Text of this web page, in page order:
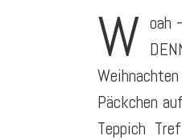
W oah
Päckchen
Teppich